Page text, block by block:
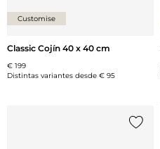
Customise
Classic Cojín 40 x 40 cm
€ 199
Distintas variantes desde € 95